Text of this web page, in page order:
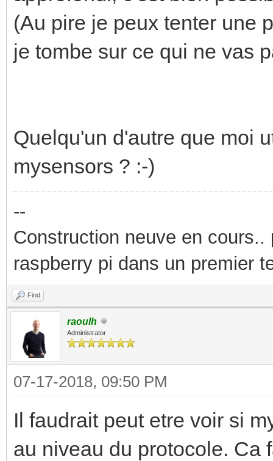
(Au pire je peux tenter une
je tombe sur ce qui ne vas
Quelqu'un d'autre que moi
mysensors ? :-)
--
Construction neuve en
raspberry pi dans un premier
Find
raoulh
Administrator
07-17-2018, 09:50 PM
Il faudrait peut etre voir si
au niveau du protocole. Ca